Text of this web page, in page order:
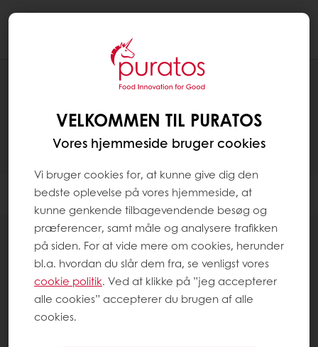
Filter
4items
VELKOMMEN TIL PURATOS
Vores hjemmeside bruger cookies
Vi bruger cookies for, at kunne give dig den
bedste oplevelse på vores hjemmeside, at
kunne genkende tilbagevendende besøg og
præferencer, samt måle og analysere trafikken
på siden. For at vide mere om cookies, herunder
bl.a. hvordan du slår dem fra, se venligst vores
cookie politik. Ved at klikke på ”jeg accepterer
alle cookies” accepterer du brugen af alle
cookies.